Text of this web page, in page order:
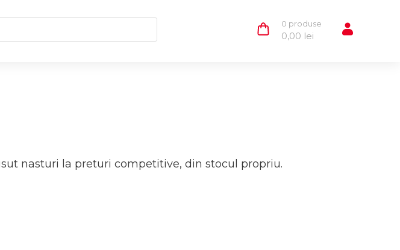
0 produse
0,00 lei
nasturi la preturi competitive, din stocul propriu.